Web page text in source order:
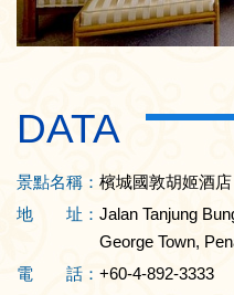
DATA
景點名稱： 檳城國敦胡姬酒店
地 址： Jalan Tanjung
George Town,
電 話： +60-4-892-3333